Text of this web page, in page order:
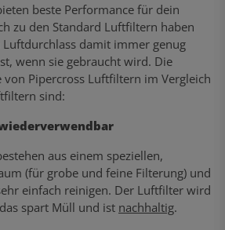
beste Performance für dein
zu den Standard Luftfiltern haben
damit immer genug
wenn sie gebraucht wird. Die
Pipercross Luftfiltern im Vergleich
sind:
aus einem speziellen,
(für grobe und feine Filterung) und
einfach reinigen. Der Luftfilter wird
spart Müll und ist nachhaltig.